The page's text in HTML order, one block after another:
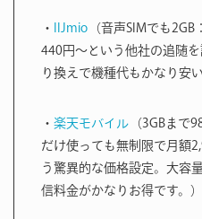
・ IIJmio （音声SIMでも2GB
440円〜という他社の追随
り換えで機種代もかなり安
・ 楽天モバイル （3GBまで
だけ使っても無制限で月額
う驚異的な価格設定。大容
信料金がかなりお得です。）